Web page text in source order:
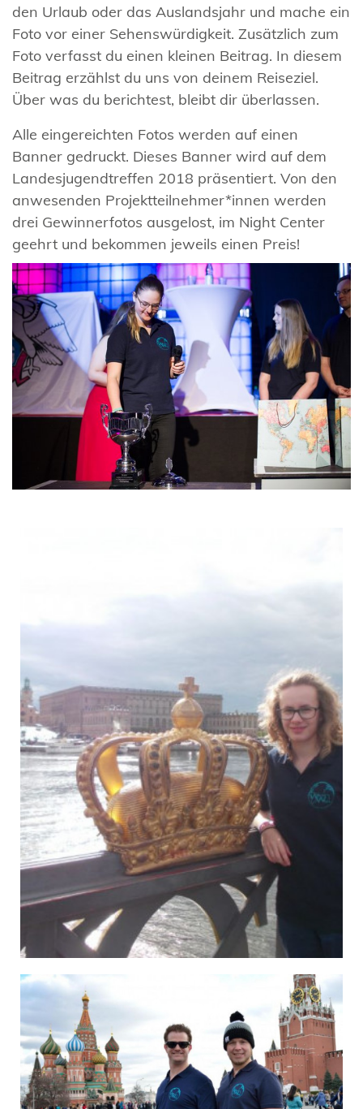
den Urlaub oder das Auslandsjahr und mache ein
Foto vor einer Sehenswürdigkeit. Zusätzlich zum
Foto verfasst du einen kleinen Beitrag. In diesem
Beitrag erzählst du uns von deinem Reiseziel.
Über was du berichtest, bleibt dir überlassen.
Alle eingereichten Fotos werden auf einen
Banner gedruckt. Dieses Banner wird auf dem
Landesjugendtreffen 2018 präsentiert. Von den
anwesenden Projektteilnehmer*innen werden
drei Gewinnerfotos ausgelost, im Night Center
geehrt und bekommen jeweils einen Preis!
Inga in Stockholm